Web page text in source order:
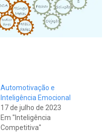
Automotivação e
Inteligência Emocional
17 de julho de 2023
Em "Inteligência
Competitiva"